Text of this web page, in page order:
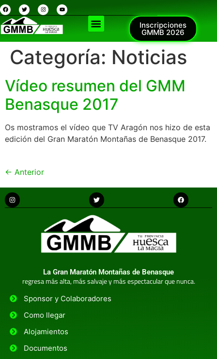
Inscripciones
GMMB 2026
Categoría: Noticias
Vídeo resumen del GMM
Benasque 2017
Os mostramos el vídeo que TV Aragón nos hizo de esta
edición del Gran Maratón Montañas de Benasque 2017.
← Anterior
La Gran Maratón Montañas de Benasque
regresa más alta, más salvaje y más espectacular que nunca.
Sponsor y Colaboradores
Como llegar
Alojamientos
Documentos